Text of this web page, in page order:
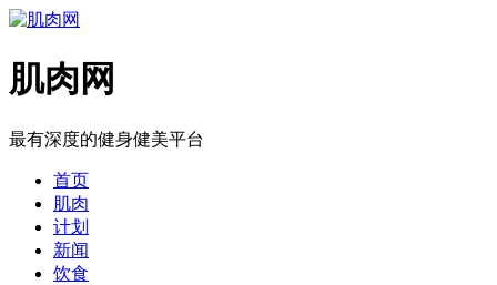
肌肉网
最有深度的健身健美平台
首页
肌肉
计划
新闻
饮食